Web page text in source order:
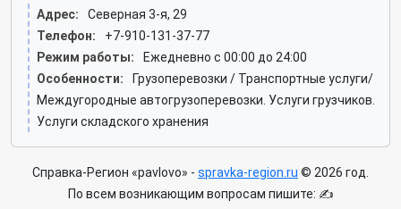
Адрес:
Северная 3-я, 29
Телефон:
+7-910-131-37-77
Режим работы:
Ежедневно с 00:00 до 24:00
Особенности:
Грузоперевозки / Транспортные услуги/
Междугородные автогрузоперевозки. Услуги грузчиков.
Услуги складского хранения
Справка-Регион «pavlovo» - spravka-region.ru © 2026 год.
По всем возникающим вопросам пишите: ✍